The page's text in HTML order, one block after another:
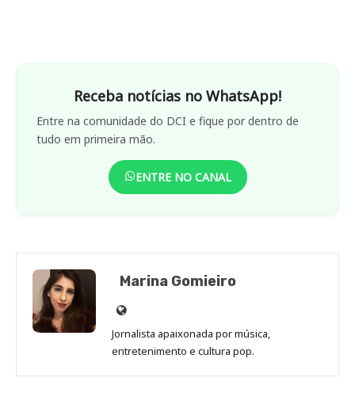
Receba notícias no WhatsApp!
Entre na comunidade do DCI e fique por dentro de
tudo em primeira mão.
ENTRE NO CANAL
Marina Gomieiro
Site
de
Marina
Jornalista apaixonada por música,
entretenimento e cultura pop.